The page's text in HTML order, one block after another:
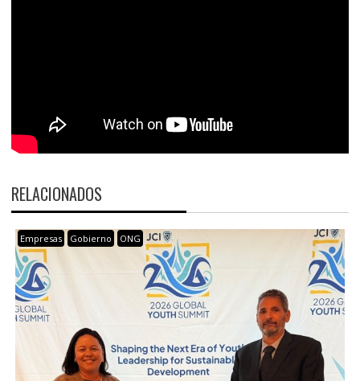
RELACIONADOS
Empresas Gobierno ONG